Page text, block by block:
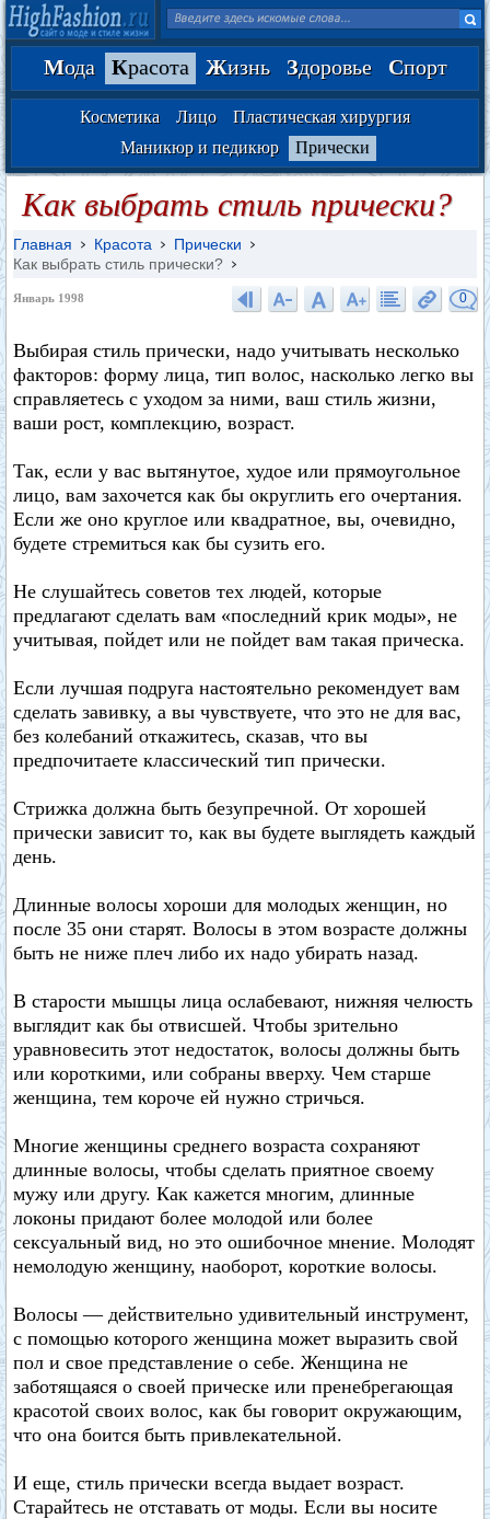
Мода Красота Жизнь Здоровье Спорт
Косметика Лицо
Пластическая хирургия
Маникюр и педикюр
Прически
Как выбрать стиль прически?
Главная Красота
Прически
Как выбрать стиль прически?
Январь 1998 0
Выбирая стиль прически, надо учитывать несколько
факторов: форму лица, тип волос, насколько легко вы
справляетесь с уходом за ними, ваш стиль жизни,
ваши рост, комплекцию, возраст.
Так, если у вас вытянутое, худое или прямоугольное
лицо, вам захочется как бы округлить его очертания.
Если же оно круглое или квадратное, вы, очевидно,
будете стремиться как бы сузить его.
Не слушайтесь советов тех людей, которые
предлагают сделать вам «последний крик моды», не
учитывая, пойдет или не пойдет вам такая прическа.
Если лучшая подруга настоятельно рекомендует вам
сделать завивку, а вы чувствуете, что это не для вас,
без колебаний откажитесь, сказав, что вы
предпочитаете классический тип прически.
Стрижка должна быть безупречной. От хорошей
прически зависит то, как вы будете выглядеть каждый
день.
Длинные волосы хороши для молодых женщин, но
после 35 они старят. Волосы в этом возрасте должны
быть не ниже плеч либо их надо убирать назад.
В старости мышцы лица ослабевают, нижняя челюсть
выглядит как бы отвисшей. Чтобы зрительно
уравновесить этот недостаток, волосы должны быть
или короткими, или собраны вверху. Чем старше
женщина, тем короче ей нужно стричься.
Многие женщины среднего возраста сохраняют
длинные волосы, чтобы сделать приятное своему
мужу или другу. Как кажется многим, длинные
локоны придают более молодой или более
сексуальный вид, но это ошибочное мнение. Молодят
немолодую женщину, наоборот, короткие волосы.
Волосы — действительно удивительный инструмент,
с помощью которого женщина может выразить свой
пол и свое представление о себе. Женщина не
заботящаяся о своей прическе или пренебрегающая
красотой своих волос, как бы говорит окружающим,
что она боится быть привлекательной.
И еще, стиль прически всегда выдает возраст.
Старайтесь не отставать от моды. Если вы носите